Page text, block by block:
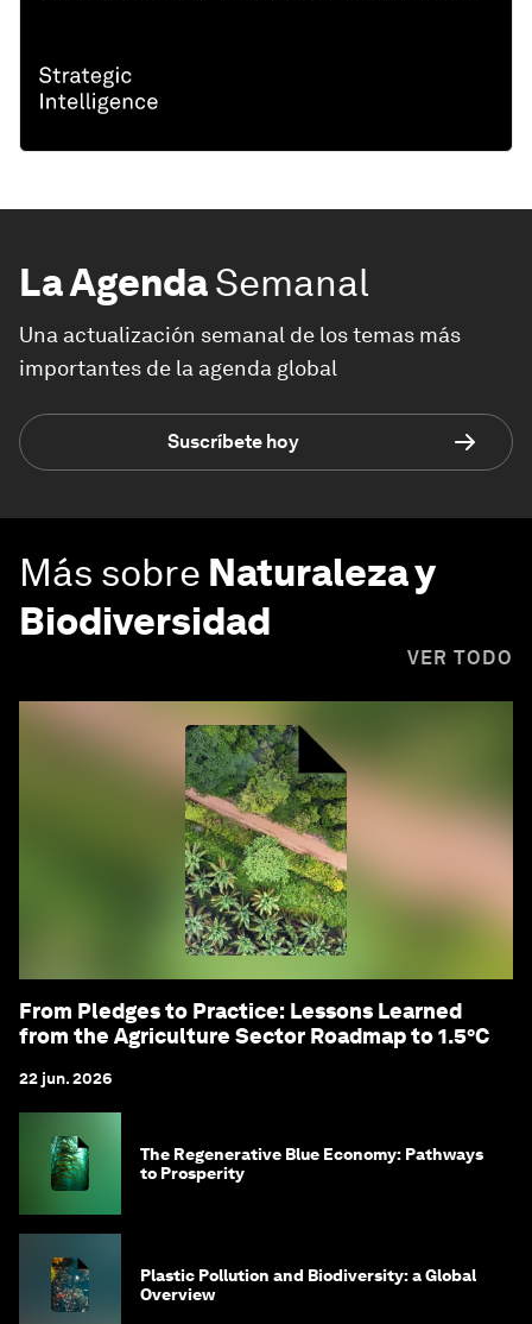
La AgendaSemanal
Una actualización semanal de los temas más
importantes de la agenda global
Suscríbete hoy
Más sobre Naturaleza y
Biodiversidad
VER TODO
From Pledges to Practice: Lessons Learned
from the Agriculture Sector Roadmap to 1.5°C
22 jun. 2026
The Regenerative Blue Economy: Pathways
to Prosperity
Plastic Pollution and Biodiversity: a Global
Overview